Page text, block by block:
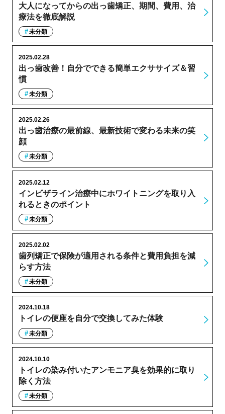
大人になってからの出っ歯矯正、期間、費用、治
療法を徹底解説
未分類
出っ歯改善！自分でできる簡単エクササイズ＆習
慣
2025.02.28
未分類
出っ歯治療の最前線、最新技術で変わる未来の笑
顔
2025.02.26
未分類
インビザライン治療中にホワイトニングを取り入
れるときのポイント
2025.02.12
未分類
歯列矯正で保険が適用される条件と費用負担を減
らす方法
2025.02.02
未分類
トイレの便座を自分で交換してみた体験
2024.10.18
未分類
トイレの染み付いたアンモニア臭を効果的に取り
除く方法
2024.10.10
未分類